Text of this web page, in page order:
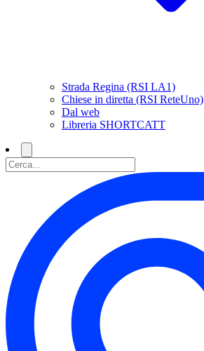
Strada Regina (RSI LA1)
Chiese in diretta (RSI ReteUno)
Dal web
Libreria SHORTCATT